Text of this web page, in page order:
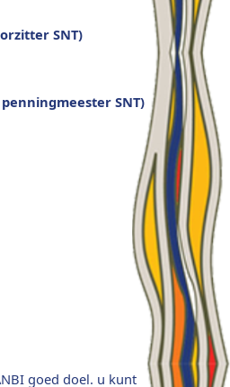
SNT)
SNT)
goed doel. u kunt